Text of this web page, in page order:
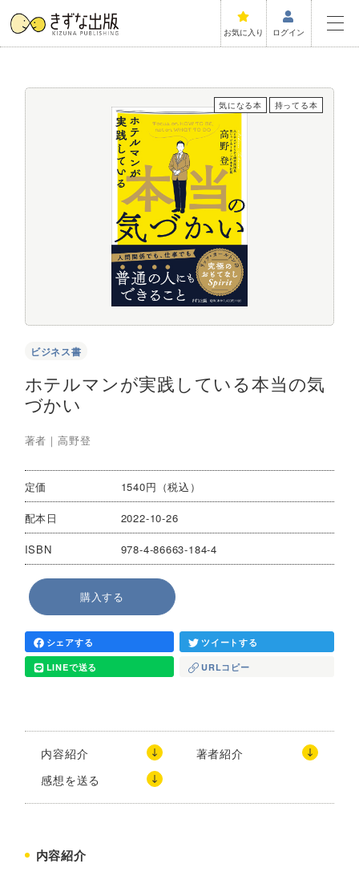
お気に入り ログイン
気になる本 持ってる本
ビジネス書
ホテルマンが実践している本当の気
づかい
著者｜ 高野登
定価 1540円（税込）
配本日 2022-10-26
ISBN 978-4-86663-184-4
購入する
シェアする ツイートする
LINEで送る URLコピー
内容紹介
著者紹介
感想を送る
内容紹介